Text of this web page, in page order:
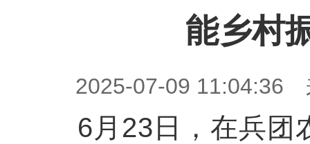
能乡村
2025-07-09 11:04:36
6月23日，在兵团